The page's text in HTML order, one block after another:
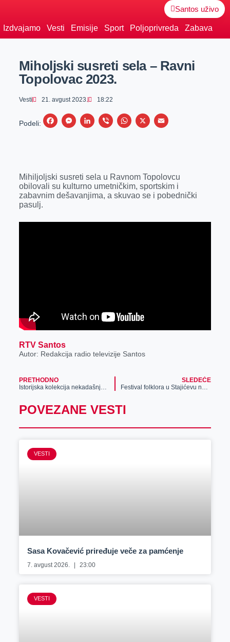
Santos uživo
Izdvajamo Vesti Emisije Sport Poljoprivreda Zabava
Miholjski susreti sela – Ravni
Topolovac 2023.
Vesti 21. avgust 2023. 18:22
Podeli:
F
b
o
k
M
e
n
e
L
e
d
n
V
r
W
s
A
p
X
E
l
Mihiljoljski susreti sela u Ravnom Topolovcu
obilovali su kulturno umetničkim, sportskim i
zabavnim dešavanjima, a skuvao se i pobednički
pasulj.
RTV Santos
Autor: Redakcija radio televizije Santos
PRETHODNO
SLEDEĆE
POVEZANE VESTI
VESTI
Sasa Kovačević priređuje veče za pamćenje
7. avgust 2026. 23:00
VESTI